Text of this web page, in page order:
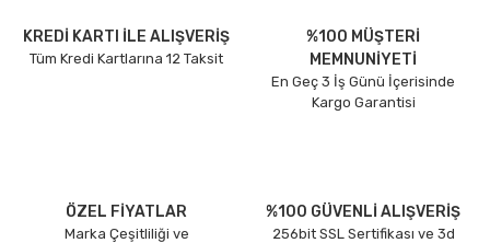
KREDİ KARTI İLE ALIŞVERİŞ
Tüm Kredi Kartlarına 12 Taksit
%100 MÜŞTERİ
MEMNUNİYETİ
En Geç 3 İş Günü İçerisinde
Kargo Garantisi
ÖZEL FİYATLAR
Marka Çeşitliliği ve
%100 GÜVENLİ ALIŞVERİŞ
256bit SSL Sertifikası ve 3d